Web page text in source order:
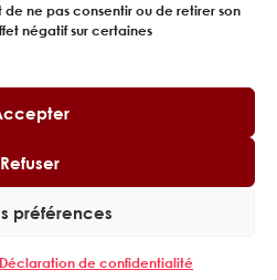
de ne pas consentir ou de retirer son
négatif sur certaines
Refuser
préférences
Déclaration de confidentialité
NOUS
Made with ❤ by
Ethique
(UE)
cookies